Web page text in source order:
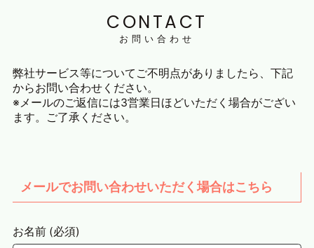
CONTACT
お問い合わせ
弊社サービス等についてご不明点がありましたら、下記
からお問い合わせください。
※メールのご返信には3営業日ほどいただく場合がござい
ます。ご了承ください。
メールでお問い合わせいただく場合はこちら
お名前 (必須)